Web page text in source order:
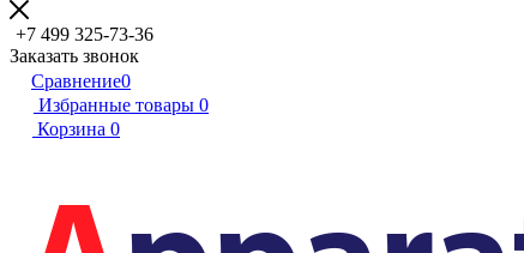
+7 499 325-73-36
Заказать звонок
Сравнение0
Избранные товары 0
Корзина 0